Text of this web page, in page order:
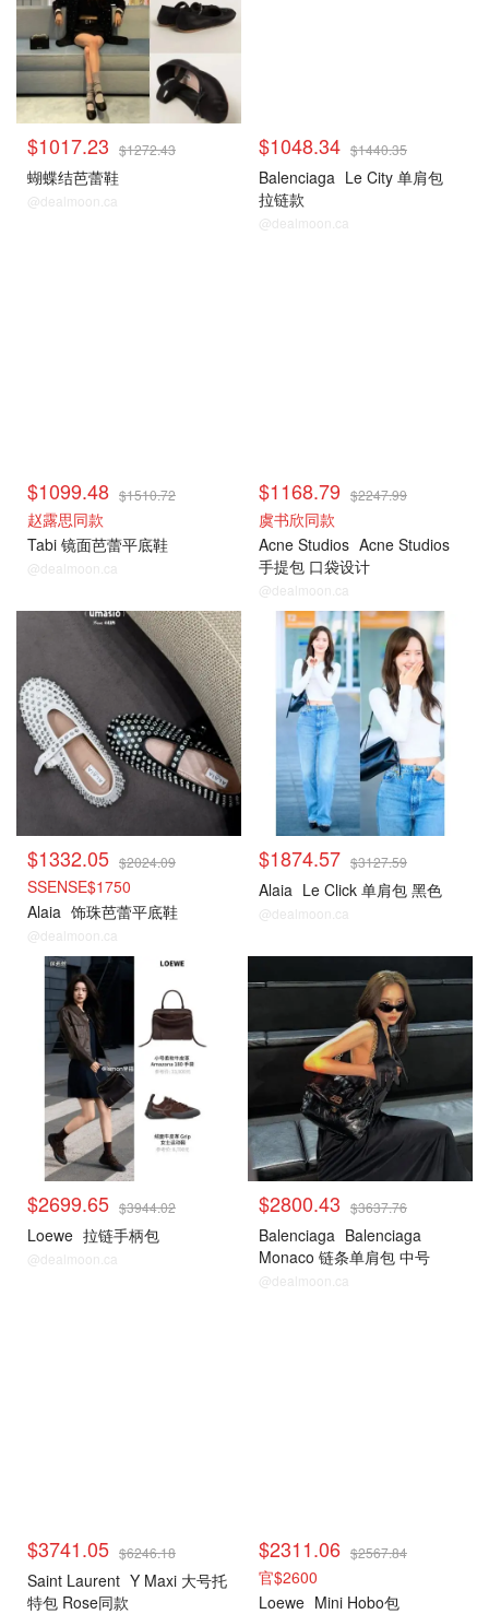
$1017.23 $1272.43
蝴蝶结芭蕾鞋
@dealmoon.ca
$1048.34 $1440.35
Balenciaga Le City 单肩包
拉链款
@dealmoon.ca
$1099.48 $1510.72
赵露思同款
Tabi 镜面芭蕾平底鞋
@dealmoon.ca
$1168.79 $2247.99
虞书欣同款
Acne Studios Acne Studios
手提包 口袋设计
@dealmoon.ca
$1332.05 $2024.09
SSENSE$1750
Alaia 饰珠芭蕾平底鞋
@dealmoon.ca
$1874.57 $3127.59
Alaia Le Click 单肩包 黑色
@dealmoon.ca
$2699.65 $3944.02
Loewe 拉链手柄包
@dealmoon.ca
$2800.43 $3637.76
Balenciaga Balenciaga
Monaco 链条单肩包 中号
@dealmoon.ca
$3741.05 $6246.18
Saint Laurent Y Maxi 大号托
特包 Rose同款
$2311.06 $2567.84
官$2600
Loewe Mini Hobo包